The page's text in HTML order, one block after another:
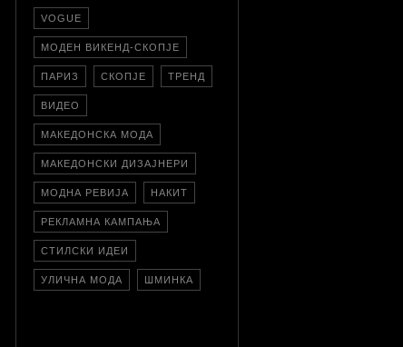
VOGUE
МОДЕН ВИКЕНД-СКОПЈЕ
ПАРИЗ СКОПЈЕ ТРЕНД
ВИДЕО
МАКЕДОНСКА МОДА
МАКЕДОНСКИ ДИЗАЈНЕРИ
МОДНА РЕВИЈА НАКИТ
РЕКЛАМНА КАМПАЊА
СТИЛСКИ ИДЕИ
УЛИЧНА МОДА ШМИНКА